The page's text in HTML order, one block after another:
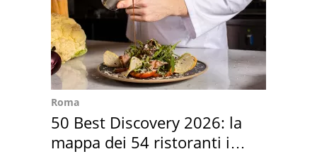
Roma
50 Best Discovery 2026: la
mappa dei 54 ristoranti in